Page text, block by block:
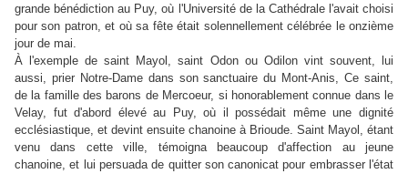
grande bénédiction au Puy, où l'Université de la Cathédrale l'avait choisi
pour son patron, et où sa fête était solennellement célébrée le onzième
jour de mai.
À l'exemple de saint Mayol, saint Odon ou Odilon vint souvent, lui
aussi, prier Notre-Dame dans son sanctuaire du Mont-Anis, Ce saint,
de la famille des barons de Mercoeur, si honorablement connue dans le
Velay, fut d'abord élevé au Puy, où il possédait même une dignité
ecclésiastique, et devint ensuite chanoine à Brioude. Saint Mayol, étant
venu dans cette ville, témoigna beaucoup d'affection au jeune
chanoine, et lui persuada de quitter son canonicat pour embrasser l'état